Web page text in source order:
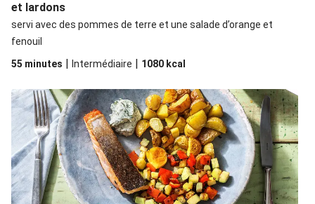
et lardons
servi avec des pommes de terre et une salade d’orange et
fenouil
55 minutes | Intermédiaire | 1080 kcal